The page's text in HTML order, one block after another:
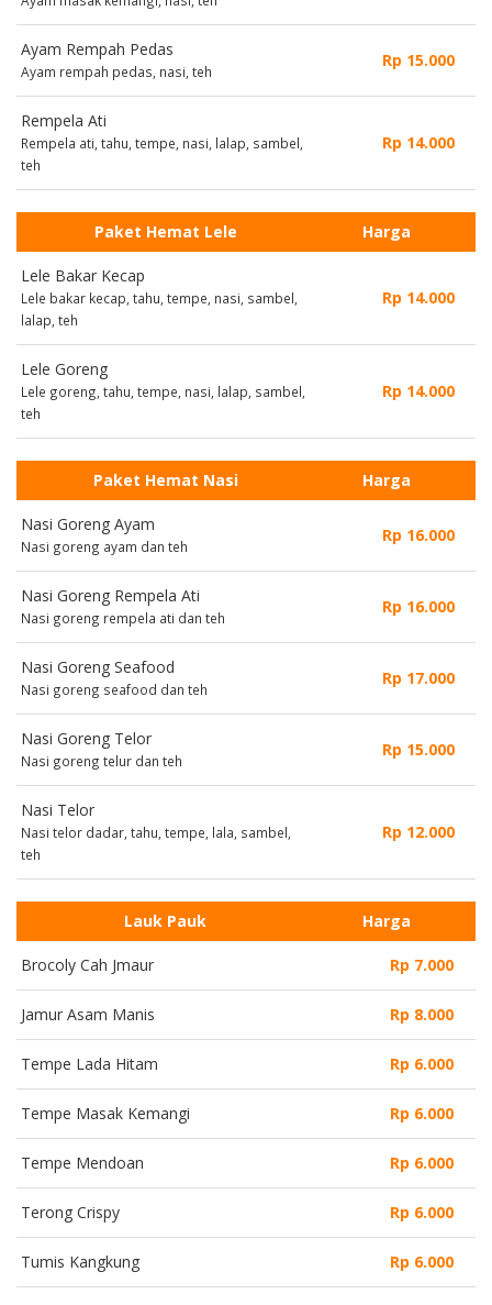
Ayam Rempah Pedas
Ayam rempah pedas, nasi, teh
Rp 15.000
Rempela Ati
Rempela ati, tahu, tempe, nasi, lalap, sambel,
teh
Rp 14.000
Paket Hemat Lele Harga
Lele Bakar Kecap
Lele bakar kecap, tahu, tempe, nasi, sambel,
lalap, teh
Rp 14.000
Lele Goreng
Lele goreng, tahu, tempe, nasi, lalap, sambel,
teh
Rp 14.000
Paket Hemat Nasi Harga
Nasi Goreng Ayam
Nasi goreng ayam dan teh
Rp 16.000
Nasi Goreng Rempela Ati
Nasi goreng rempela ati dan teh
Rp 16.000
Nasi Goreng Seafood
Nasi goreng seafood dan teh
Rp 17.000
Nasi Goreng Telor
Nasi goreng telur dan teh
Rp 15.000
Nasi Telor
Nasi telor dadar, tahu, tempe, lala, sambel,
teh
Rp 12.000
Lauk Pauk Harga
Brocoly Cah Jmaur Rp 7.000
Jamur Asam Manis Rp 8.000
Tempe Lada Hitam Rp 6.000
Tempe Masak Kemangi Rp 6.000
Tempe Mendoan Rp 6.000
Terong Crispy Rp 6.000
Tumis Kangkung Rp 6.000